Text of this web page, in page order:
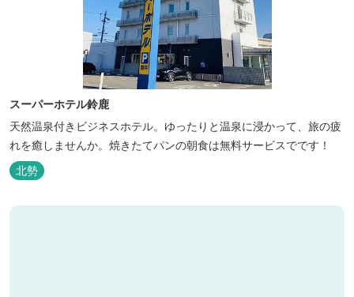
スーパーホテル鈴鹿
天然温泉付きビジネスホテル。ゆったりと温泉に浸かって、旅の疲
れを癒しませんか。焼きたてパンの朝食は無料サービスでです！
北勢